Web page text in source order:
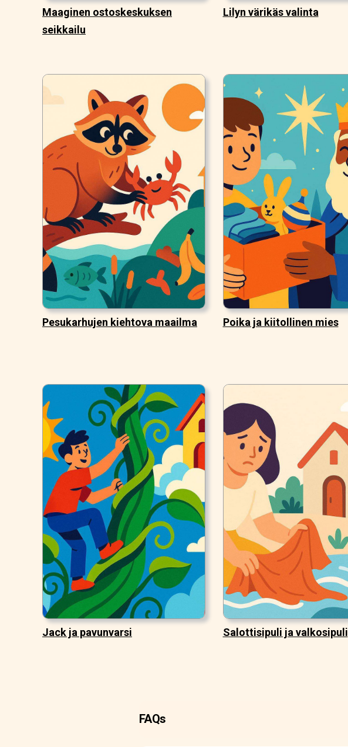
Maaginen ostoskeskuksen
seikkailu
Lilyn värikäs valinta
Pesukarhujen kiehtova maailma Poika ja kiitollinen mies
Jack ja pavunvarsi Salottisipuli ja valkosipuli
FAQs